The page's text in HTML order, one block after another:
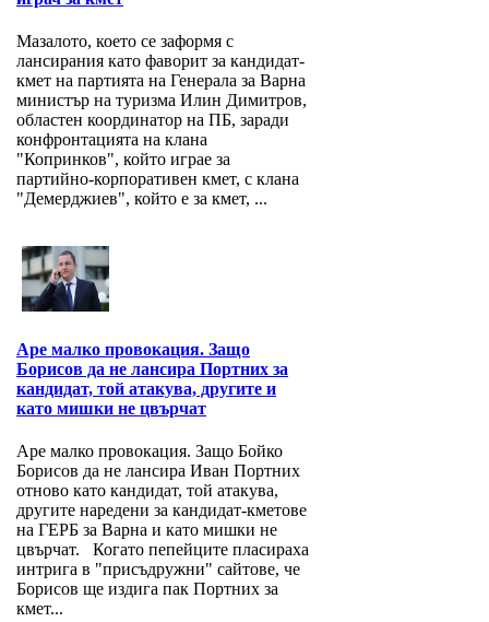
Мазалото, което се заформя с
лансирания като фаворит за кандидат-
кмет на партията на Генерала за Варна
министър на туризма Илин Димитров,
областен координатор на ПБ, заради
конфронтацията на клана
"Копринков", който играе за
партийно-корпоративен кмет, с клана
"Демерджиев", който е за кмет, ...
Аре малко провокация. Защо
Борисов да не лансира Портних за
кандидат, той атакува, другите и
като мишки не цвърчат
Аре малко провокация. Защо Бойко
Борисов да не лансира Иван Портних
отново като кандидат, той атакува,
другите наредени за кандидат-кметове
на ГЕРБ за Варна и като мишки не
цвърчат. Когато пепейците пласираха
интрига в "присъдружни" сайтове, че
Борисов ще издига пак Портних за
кмет...